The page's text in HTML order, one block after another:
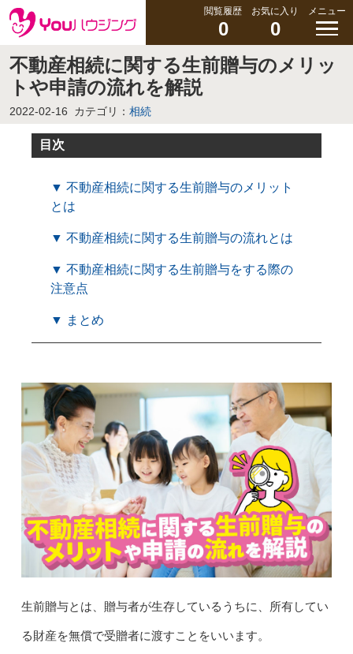
閲覧履歴
0
お気に入り
0
メニュー
不動産相続に関する生前贈与のメリッ
トや申請の流れを解説
2022-02-16 カテゴリ： 相続
目次
▼ 不動産相続に関する生前贈与のメリット
とは
▼ 不動産相続に関する生前贈与の流れとは
▼ 不動産相続に関する生前贈与をする際の
注意点
▼ まとめ
生前贈与とは、贈与者が生存しているうちに、所有してい
る財産を無償で受贈者に渡すことをいいます。